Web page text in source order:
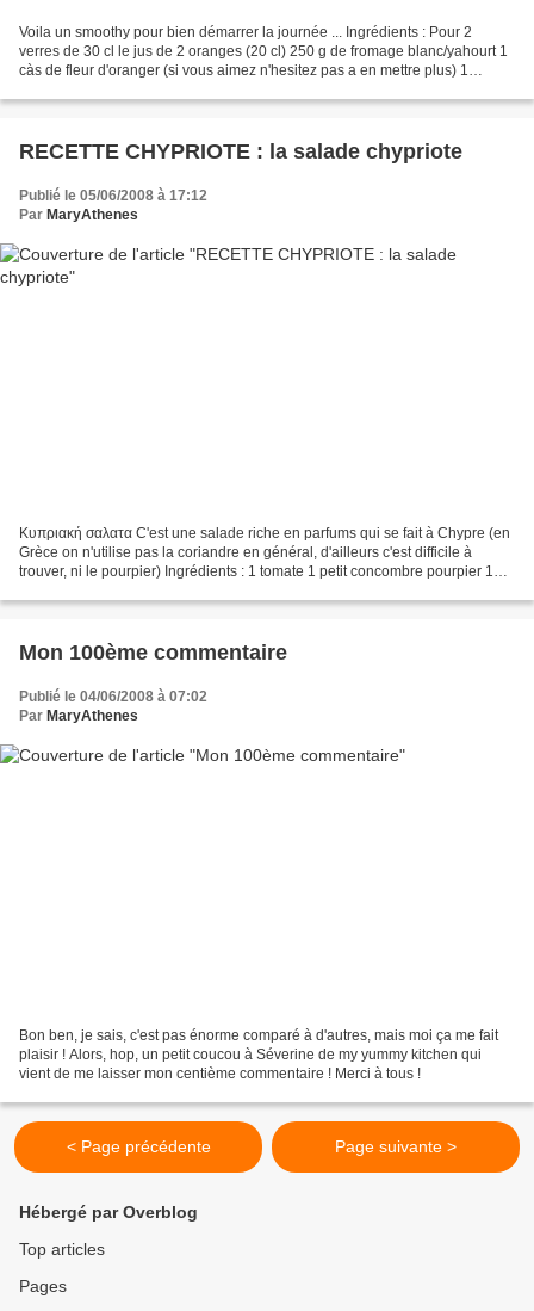
Voila un smoothy pour bien démarrer la journée ... Ingrédients : Pour 2
verres de 30 cl le jus de 2 oranges (20 cl) 250 g de fromage blanc/yahourt 1
càs de fleur d'oranger (si vous aimez n'hesitez pas a en mettre plus) 1
RECETTE CHYPRIOTE : la salade chypriote
Publié le 05/06/2008 à 17:12
Par MaryAthenes
Κυπριακή σαλατα C'est une salade riche en parfums qui se fait à Chypre (en
Grèce on n'utilise pas la coriandre en général, d'ailleurs c'est difficile à
trouver, ni le pourpier) Ingrédients : 1 tomate 1 petit concombre pourpier 1
Mon 100ème commentaire
Publié le 04/06/2008 à 07:02
Par MaryAthenes
Bon ben, je sais, c'est pas énorme comparé à d'autres, mais moi ça me fait
plaisir ! Alors, hop, un petit coucou à Séverine de my yummy kitchen qui
vient de me laisser mon centième commentaire ! Merci à tous !
< Page précédente Page suivante >
Hébergé par Overblog
Top articles
Pages